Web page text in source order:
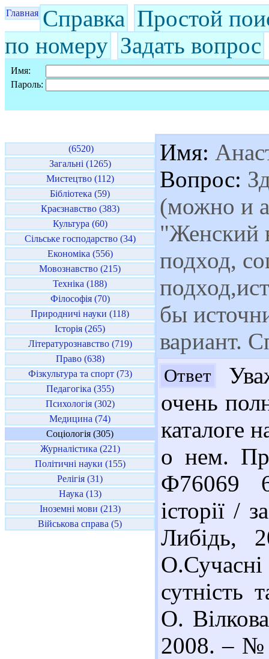
Главная Справка Простой
по номеру Задать вопрос
Имя:
Пароль:
(6520)
Загальні (1265)
Мистецтво (112)
Бібліотека (59)
Краєзнавство (383)
Культура (60)
Сільське господарство (34)
Економіка (556)
Мовознавство (215)
Техніка (188)
Філософія (70)
Природничі науки (118)
Історія (265)
Літературознавство (719)
Право (638)
Фізкультура та спорт (73)
Педагогіка (355)
Психологія (302)
Медицина (74)
Соціологія (305)
Журналістика (221)
Політичні науки (155)
Релігія (31)
Наука (13)
Іноземні мови (213)
Військова справа (5)
Имя:
Вопрос:
(можно и
"Женский
подход,
бы
вариант.
Ответ
очень
каталоге
о нем.
Ф76069
історії /
Либідь,
сутність
О.
2008. – №